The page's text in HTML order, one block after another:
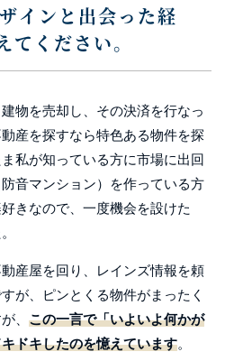
インと出会った経
てください。
物を売却し、その決済を行なっ
産を探すなら特色ある物件を探
私が知っている方に市場に出回
音マンション）を作っている方
きなので、一度機会を設けた
産屋を回り、レインズ情報を頼
が、ピンとくる物件がまったく
、 この一言で「いよいよ何かが
ドキしたのを憶えています。